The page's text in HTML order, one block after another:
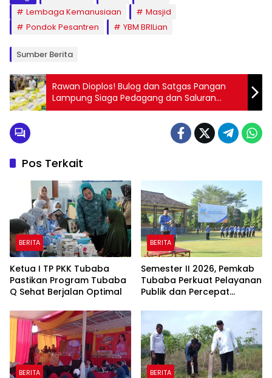
Lembaga Kemanusiaan
Masjid
Pondok Pesantren
YBM BRILian
Sumber Berita
Rawan Dioplos! Bulog dan Satgas Pangan
Lampung Siaga Pedagang dan Saluran
Eceran Beras SPHP
Pos Terkait
BERITA
Ketua I TP PKK Tubaba
Pastikan Program Tubaba
Q Sehat Berjalan Optimal
BERITA
Semester II 2026, Pemkab
Tubaba Perkuat Pelayanan
Publik dan Percepat
BERITA BERITA